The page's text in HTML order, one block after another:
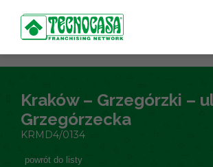
Kraków – Grzegórzki –
Grzegórzecka
KRMD4/0134
powrót do listy